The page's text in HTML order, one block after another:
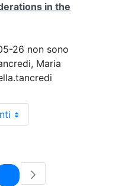
in the
26 non sono
Maria
Pagina